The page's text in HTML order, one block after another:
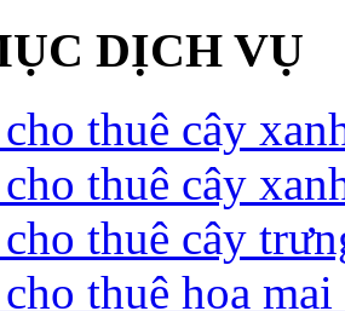
DỊCH VỤ
thuê cây
thuê cây
thuê cây
thuê hoa mai